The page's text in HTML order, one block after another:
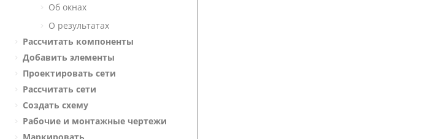
Об окнах
О результатах
Рассчитать компоненты
Добавить элементы
Проектировать сети
Рассчитать сети
Создать схему
Рабочие и монтажные чертежи